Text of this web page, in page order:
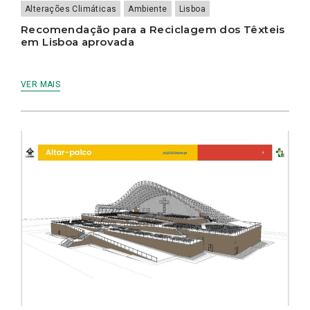
Alterações Climáticas Ambiente Lisboa
Recomendação para a Reciclagem dos Têxteis
em Lisboa aprovada
VER MAIS